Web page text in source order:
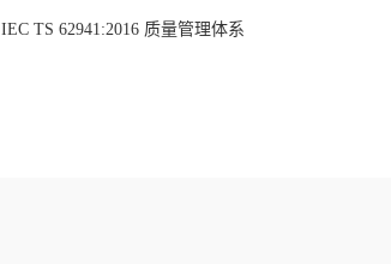
IEC TS 62941:2016 质量管理体系